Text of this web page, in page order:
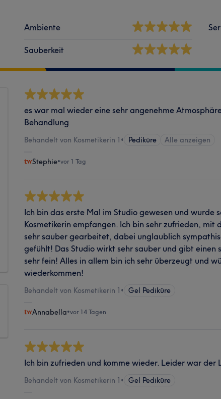
Ambiente
Sauberkeit
es war mal wieder eine sehr angenehme
Behandlung
Behandelt von Kosmetikerin 1 • Pediküre Alle anzeigen
Stephie•vor 1 Tag
Ich bin das erste Mal im Studio gewesen und wurde
Kosmetikerin empfangen. Ich bin sehr zufrieden, mit
sehr sauber gearbeitet, dabei unglaublich
gefühlt! Das Studio wirkt sehr sauber und gibt einen
sehr fein! Alles in allem bin ich sehr überzeugt und
wiederkommen!
Behandelt von Kosmetikerin 1 • Gel Pediküre
Annabella•vor 14 Tagen
Ich bin zufrieden und komme wieder. Leider war der
Behandelt von Kosmetikerin 1 • Gel Pediküre